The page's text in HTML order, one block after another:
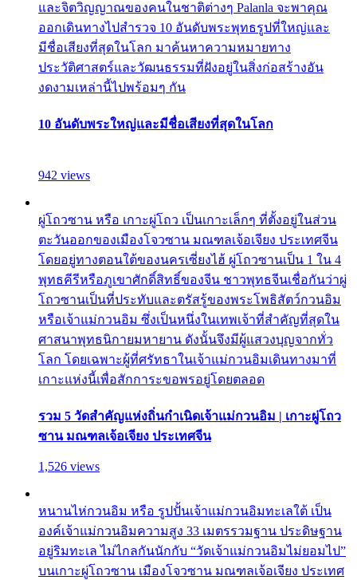
และจิตวิญญาณของคนในชาติต่างๆ Palanla จะพาคุณ
ออกเดินทางไปสำรวจ 10 อันดับพระพุทธรูปที่ใหญ่และ
มีชื่อเสียงที่สุดในโลก มาค้นหาความหมายทาง
ประวัติศาสตร์และวัฒนธรรมที่ฝังอยู่ในสิ่งก่อสร้างอัน
งดงามเหล่านี้ไปพร้อมๆ กัน
10 อันดับพระใหญ่และมีชื่อเสียงที่สุดในโลก
942 views
ผู่โถวซาน หรือ เกาะผู่โถว เป็นเกาะเล็กๆ ที่ตั้งอยู่ในส่วน
ตะวันออกของเมืองโจวซาน มณฑลเจ้อเจียง ประเทศจีน
โดยอยู่ทางตอนใต้ของนครเซี่ยงไฮ้ ผู่โถวซานเป็น 1 ใน 4
พุทธคีรีหรือภูเขาศักดิ์สิทธิ์ของจีน ชาวพุทธจีนเชื่อกันว่าผู่
โถวซานเป็นที่ประทับและตรัสรู้ของพระโพธิสัตว์กวนอิม
หรือเจ้าแม่กวนอิม ซึ่งเป็นหนึ่งในเทพเจ้าที่สำคัญที่สุดใน
ศาสนาพุทธนิกายมหายาน ดังนั้นจึงมีผู้แสวงบุญจากทั่ว
โลก โดยเฉพาะผู้ที่ศรัทธาในเจ้าแม่กวนอิมเดินทางมาที่
เกาะแห่งนี้เพื่อสักการะขอพรอยู่โดยตลอด
รวม 5 วัดสำคัญแห่งถิ่นกำเนิดเจ้าแม่กวนอิม | เกาะผู่โถว
ซาน มณฑลเจ้อเจียง ประเทศจีน
1,526 views
หนานไห่กวนอิม หรือ รูปปั้นเจ้าแม่กวนอิมทะเลใต้ เป็น
องค์เจ้าแม่กวนอิมความสูง 33 เมตรรวมฐาน ประดิษฐาน
อยู่ริมทะเล ไม่ไกลกันนักกับ “วัดเจ้าแม่กวนอิมไม่ยอมไป”
บนเกาะผู่โถวซาน เมืองโจวซาน มณฑลเจ้อเจียง ประเทศ